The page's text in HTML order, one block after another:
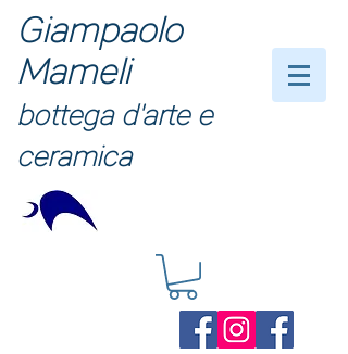
Giampaolo
Mameli
bottega d'arte e
ceramica